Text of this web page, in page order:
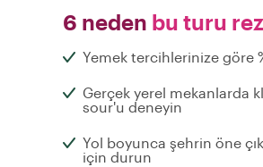
6 neden bu turu
Yemek tercihlerinize göre
Gerçek yerel mekanlarda
sour'u deneyin
Yol boyunca şehrin öne
için durun